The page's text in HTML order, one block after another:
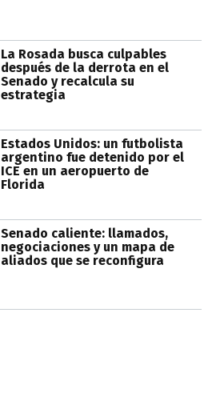
La Rosada busca culpables
después de la derrota en el
Senado y recalcula su
estrategia
Estados Unidos: un futbolista
argentino fue detenido por el
ICE en un aeropuerto de
Florida
Senado caliente: llamados,
negociaciones y un mapa de
aliados que se reconfigura